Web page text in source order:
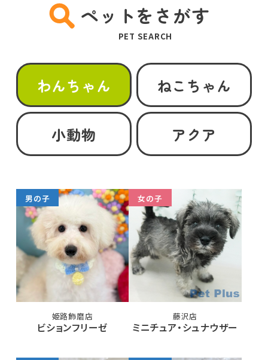
ペットをさがす
PET SEARCH
わんちゃん ねこちゃん
小動物 アクア
男の子
姫路飾磨店
ビションフリーゼ
女の子
藤沢店
ミニチュア・シュナウザー